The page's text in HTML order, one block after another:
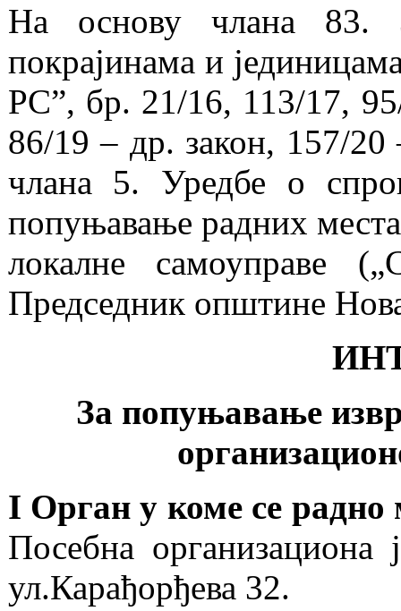
На основу члана 83.
покрајинама и
РС”, бр. 21/16, 113/17,
86/19 – др. закон, 157/
члана 5. Уредбе о
попуњавање радних
локалне самоуправе
Председник општине
За попуњавање
I Орган у коме се
Посебна
ул.Карађорђева 32.